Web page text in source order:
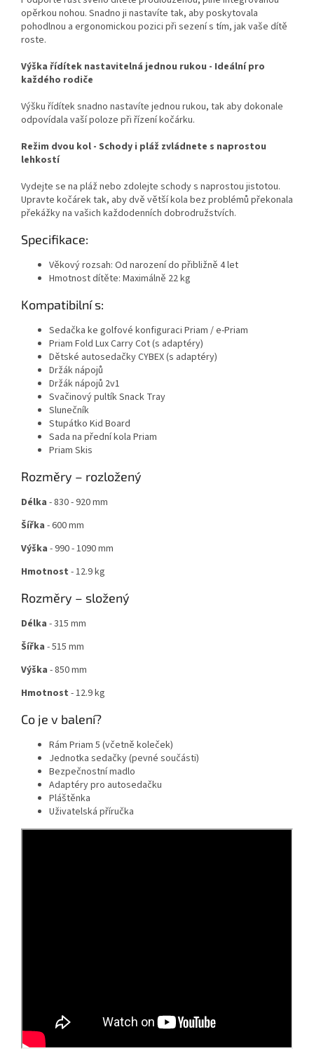
opěrkou nohou. Snadno ji nastavíte tak, aby poskytovala
pohodlnou a ergonomickou pozici při sezení s tím, jak vaše dítě
roste.
Výška řídítek nastavitelná jednou rukou - Ideální pro
každého rodiče
Výšku řídítek snadno nastavíte jednou rukou, tak aby dokonale
odpovídala vaší poloze při řízení kočárku.
Režim dvou kol - Schody i pláž zvládnete s naprostou
lehkostí
Vydejte se na pláž nebo zdolejte schody s naprostou jistotou.
Upravte kočárek tak, aby dvě větší kola bez problémů překonala
překážky na vašich každodenních dobrodružstvích.
Specifikace:
Věkový rozsah: Od narození do přibližně 4 let
Hmotnost dítěte: Maximálně 22 kg
Kompatibilní s:
Sedačka ke golfové konfiguraci Priam / e-Priam
Priam Fold Lux Carry Cot (s adaptéry)
Dětské autosedačky CYBEX (s adaptéry)
Držák nápojů
Držák nápojů 2v1
Svačinový pultík Snack Tray
Slunečník
Stupátko Kid Board
Sada na přední kola Priam
Priam Skis
Rozměry – rozložený
Délka - 830 - 920 mm
Šířka - 600 mm
Výška - 990 - 1090 mm
Hmotnost - 12.9 kg
Rozměry – složený
Délka - 315 mm
Šířka - 515 mm
Výška - 850 mm
Hmotnost - 12.9 kg
Co je v balení?
Rám Priam 5 (včetně koleček)
Jednotka sedačky (pevné součásti)
Bezpečnostní madlo
Adaptéry pro autosedačku
Pláštěnka
Uživatelská příručka